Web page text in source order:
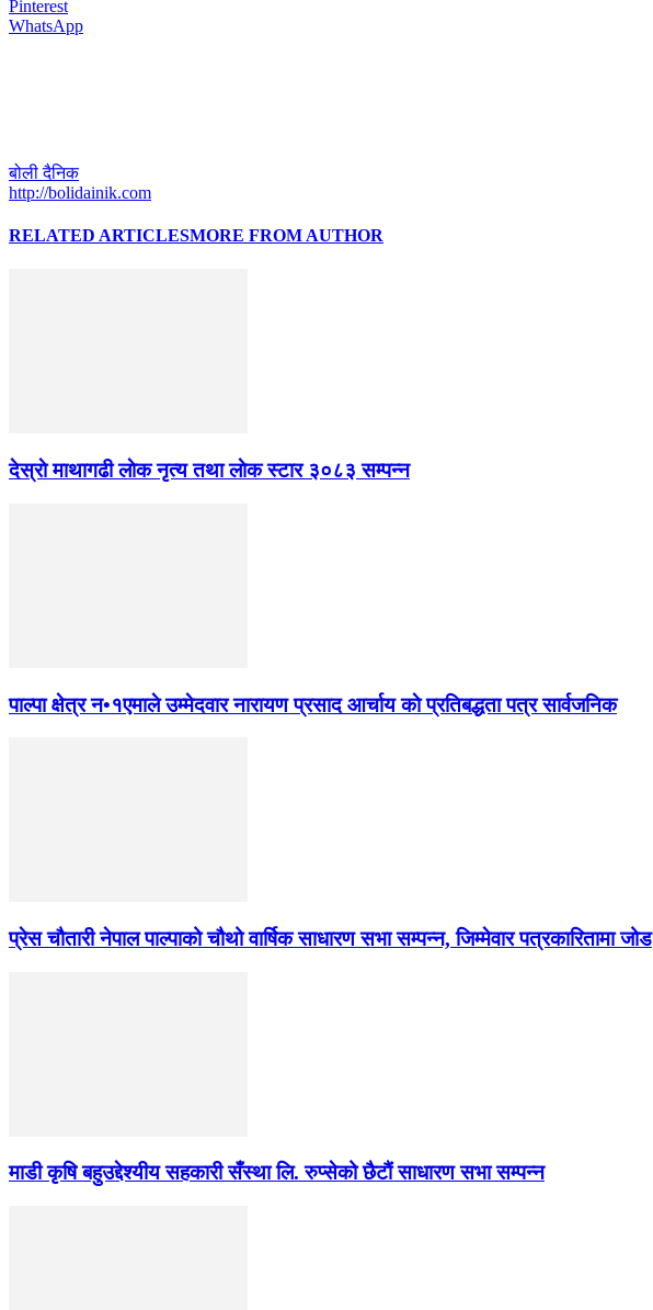
Pinterest
WhatsApp
बोली दैनिक
http://bolidainik.com
RELATED ARTICLESMORE FROM AUTHOR
देस्राे माथागढी लाेक नृत्य तथा लाेक स्टार ३०८३ सम्पन्न
पाल्पा क्षेत्र न•१एमाले उम्मेदवार नारायण प्रसाद आर्चाय काे प्रतिबद्धता पत्र सार्वजनिक
प्रेस चौतारी नेपाल पाल्पाको चौथो वार्षिक साधारण सभा सम्पन्न, जिम्मेवार पत्रकारितामा जोड
माडी कृषि बहुउद्देश्यीय सहकारी सँस्था लि. रुप्सेको छैटाैं साधारण सभा सम्पन्न